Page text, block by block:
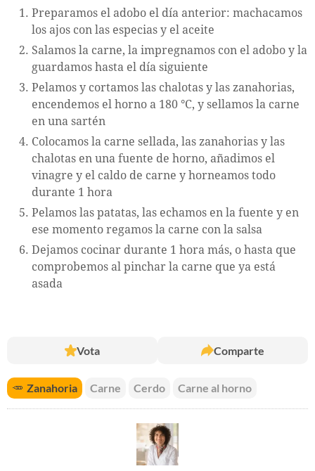
Preparamos el adobo el día anterior: machacamos
los ajos con las especias y el aceite
Salamos la carne, la impregnamos con el adobo y la
guardamos hasta el día siguiente
Pelamos y cortamos las chalotas y las zanahorias,
encendemos el horno a 180 °C, y sellamos la carne
en una sartén
Colocamos la carne sellada, las zanahorias y las
chalotas en una fuente de horno, añadimos el
vinagre y el caldo de carne y horneamos todo
durante 1 hora
Pelamos las patatas, las echamos en la fuente y en
ese momento regamos la carne con la salsa
Dejamos cocinar durante 1 hora más, o hasta que
comprobemos al pinchar la carne que ya está
asada
Vota Comparte
🥕 Zanahoria Carne Cerdo Carne al horno